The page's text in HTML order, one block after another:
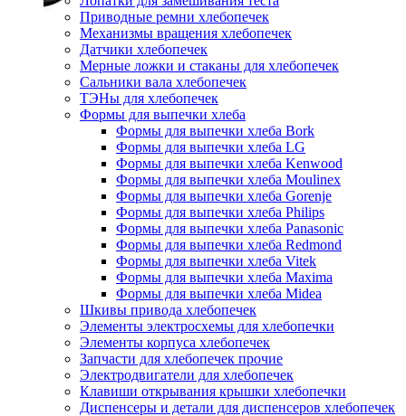
Приводные ремни хлебопечек
Механизмы вращения хлебопечек
Датчики хлебопечек
Мерные ложки и стаканы для хлебопечек
Сальники вала хлебопечек
ТЭНы для хлебопечек
Формы для выпечки хлеба
Формы для выпечки хлеба Bork
Формы для выпечки хлеба LG
Формы для выпечки хлеба Kenwood
Формы для выпечки хлеба Moulinex
Формы для выпечки хлеба Gorenje
Формы для выпечки хлеба Philips
Формы для выпечки хлеба Panasonic
Формы для выпечки хлеба Redmond
Формы для выпечки хлеба Vitek
Формы для выпечки хлеба Maxima
Формы для выпечки хлеба Midea
Шкивы привода хлебопечек
Элементы электросхемы для хлебопечки
Элементы корпуса хлебопечек
Запчасти для хлебопечек прочие
Электродвигатели для хлебопечек
Клавиши открывания крышки хлебопечки
Диспенсеры и детали для диспенсеров хлебопечек